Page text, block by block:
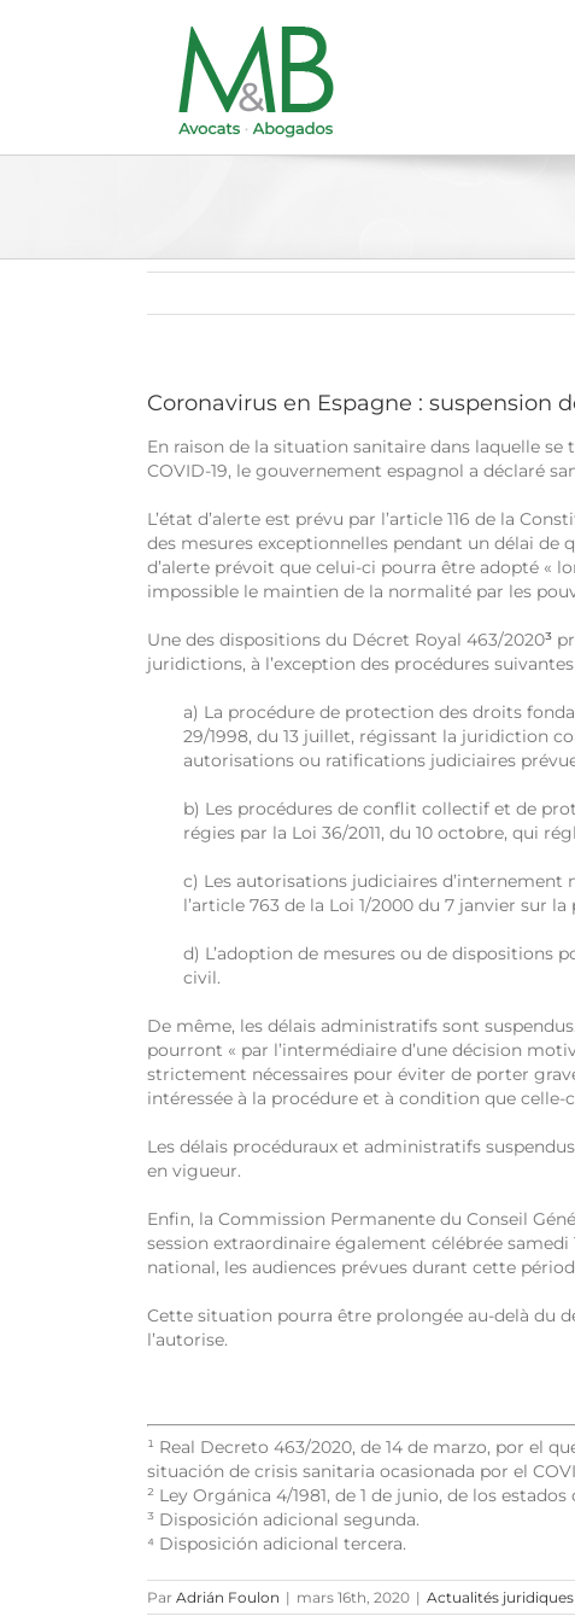
Coronavirus en Espagne : suspension
En raison de la situation sanitaire dans laquelle
COVID-19, le gouvernement espagnol a déclaré
L’état d’alerte est prévu par l’article 116 de la
des mesures exceptionnelles pendant un délai de
d’alerte prévoit que celui-ci pourra être adopté «
impossible le maintien de la normalité par les
Une des dispositions du Décret Royal 463/2020³
juridictions, à l’exception des procédures suivantes
a) La procédure de protection des droits
29/1998, du 13 juillet, régissant la juridiction
autorisations ou ratifications judiciaires
b) Les procédures de conflit collectif et de
régies par la Loi 36/2011, du 10 octobre, qui
c) Les autorisations judiciaires
l’article 763 de la Loi 1/2000 du 7 janvier sur
d) L’adoption de mesures ou de dispositions
civil.
De même, les délais administratifs sont
pourront « par l’intermédiaire d’une décision
strictement nécessaires pour éviter de porter
intéressée à la procédure et à condition que celle-
Les délais procéduraux et administratifs
en vigueur.
Enfin, la Commission Permanente du Conseil
session extraordinaire également célébrée
national, les audiences prévues durant cette
Cette situation pourra être prolongée au-delà du
l’autorise.
¹ Real Decreto 463/2020, de 14 de marzo, por el
situación de crisis sanitaria ocasionada por el
² Ley Orgánica 4/1981, de 1 de junio, de los
³ Disposición adicional segunda.
⁴ Disposición adicional tercera.
Par Adrián Foulon | mars 16th, 2020 | Actualités juridiques